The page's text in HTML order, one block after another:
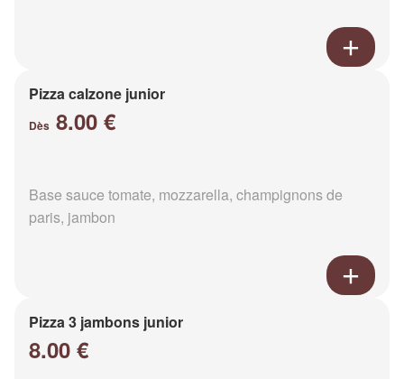
Pizza calzone junior
Dès 8.00 €
Base sauce tomate, mozzarella, champignons de
paris, jambon
Pizza 3 jambons junior
8.00 €